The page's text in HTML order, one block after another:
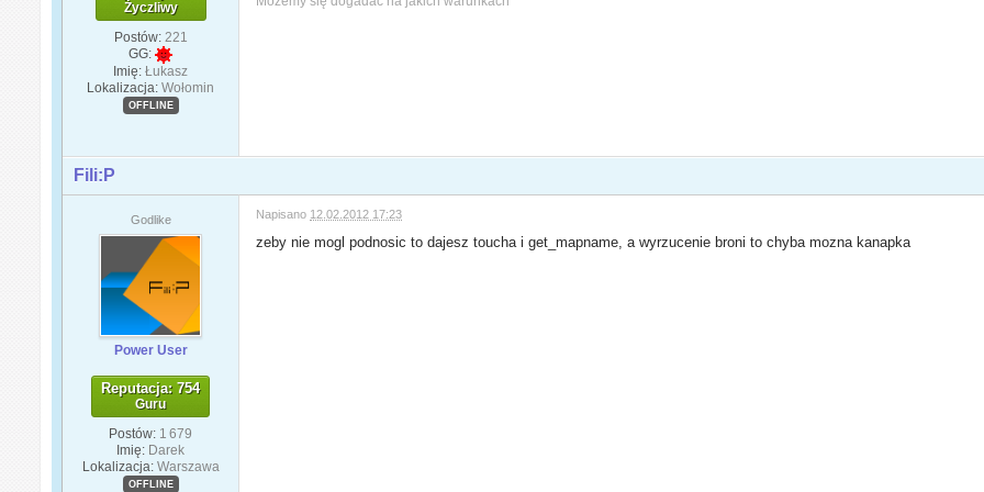
Życzliwy
Postów: 221
GG:
Imię: Łukasz
Lokalizacja: Wołomin
OFFLINE
Fili:P
Godlike
Power User
Reputacja: 754
Guru
Postów: 1 679
Imię: Darek
Lokalizacja: Warszawa
OFFLINE
Napisano 12.02.2012 17:23
zeby nie mogl podnosic to dajesz toucha i get_mapname, a wyrzucenie broni to chyba mozna kanapka